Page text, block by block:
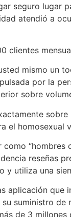
seguro lugar
atendió a
clientes
mismo un
por la
sobre
el homosexual
reseñas
y utiliza una
aplicación
suministro
de 3 millones